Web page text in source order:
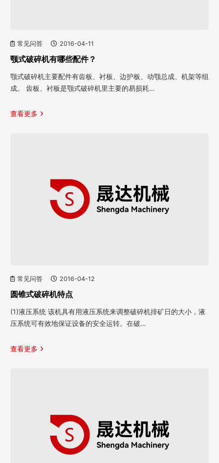
常见问答 2016-04-11
颚式破碎机有哪些配件？
颚式破碎机主要配件有齿板、衬板、边护板、动颚总成、机架等组
成。 齿板、衬板是颚式破碎机里主要的易损耗…
查看更多
常见问答 2016-04-12
圆锥式破碎机特点
(1)液压系统 该机具有用液压系统来调整破碎机排矿日的大小，液
压系统可有效地保证设备的安全运转。在破…
查看更多